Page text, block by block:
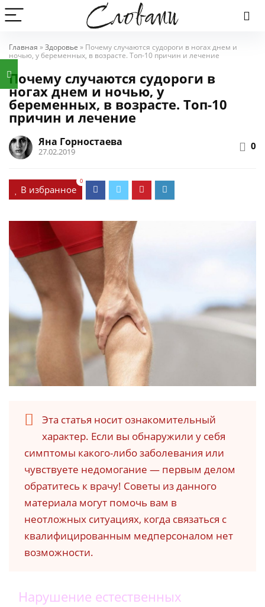
Главная »Здоровье » Почему случаются судороги в ногах днем и
ночью, у беременных, в возрасте. Топ-10 причин и лечение
Почему случаются судороги в
ногах днем и ночью, у
беременных, в возрасте. Топ-10
причин и лечение
Яна Горностаева
27.02.2019 0
В избранное
0
Эта статья носит ознакомительный
характер. Если вы обнаружили у себя
симптомы какого-либо заболевания или
чувствуете недомогание — первым делом
обратитесь к врачу! Советы из данного
материала могут помочь вам в
неотложных ситуациях, когда связаться с
квалифицированным медперсоналом нет
возможности.
Нарушение естественных